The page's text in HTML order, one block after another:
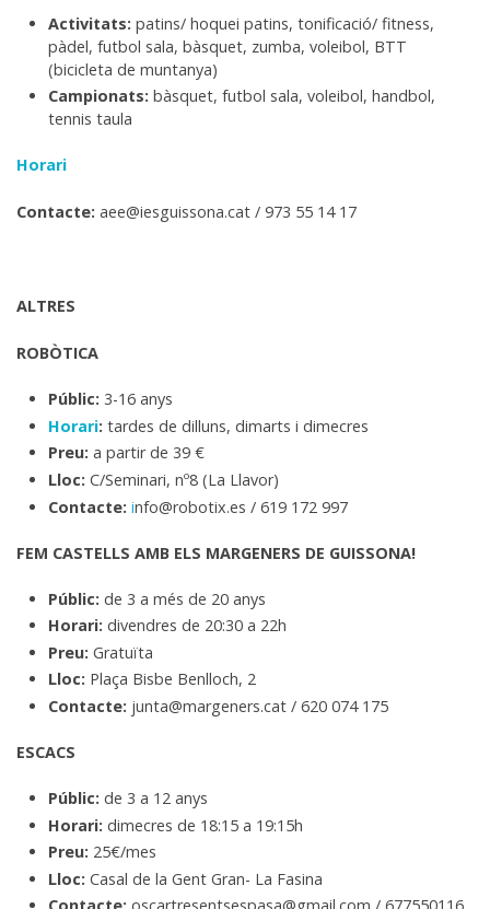
Activitats: patins/ hoquei patins, tonificació/ fitness,
pàdel, futbol sala, bàsquet, zumba, voleibol, BTT
(bicicleta de muntanya)
Campionats: bàsquet, futbol sala, voleibol, handbol,
tennis taula
Horari
Contacte: aee@iesguissona.cat / 973 55 14 17
ALTRES
ROBÒTICA
Públic: 3-16 anys
Horari: tardes de dilluns, dimarts i dimecres
Preu: a partir de 39 €
Lloc: C/Seminari, nº8 (La Llavor)
Contacte: info@robotix.es / 619 172 997
FEM CASTELLS AMB ELS MARGENERS DE GUISSONA!
Públic: de 3 a més de 20 anys
Horari: divendres de 20:30 a 22h
Preu: Gratuïta
Lloc: Plaça Bisbe Benlloch, 2
Contacte: junta@margeners.cat / 620 074 175
ESCACS
Públic: de 3 a 12 anys
Horari: dimecres de 18:15 a 19:15h
Preu: 25€/mes
Lloc: Casal de la Gent Gran- La Fasina